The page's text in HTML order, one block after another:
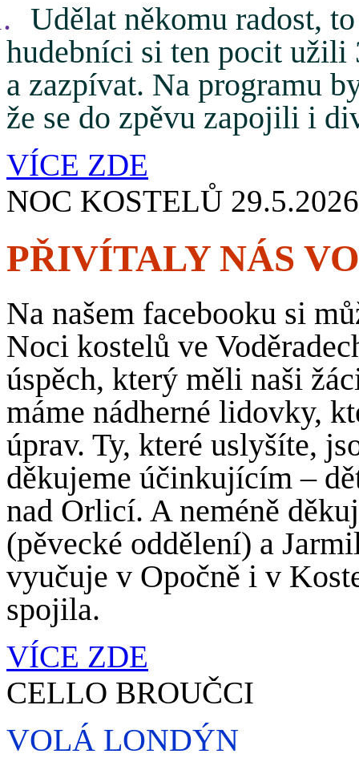
Udělat někomu radost,
hudebníci si ten pocit užili
a zazpívat. Na programu
že se do zpěvu zapojili i
VÍCE ZDE
NOC KOSTELŮ 29.5.2026
PŘIVÍTALY NÁS
Na našem facebooku si
Noci kostelů ve
úspěch, který měli naši
máme nádherné lidovky,
úprav. Ty, které uslyšíte,
děkujeme účinkujícím –
nad Orlicí. A neméně
(pěvecké oddělení) a
vyučuje v Opočně i v
spojila.
VÍCE ZDE
CELLO BROUČCI
VOLÁ LONDÝN